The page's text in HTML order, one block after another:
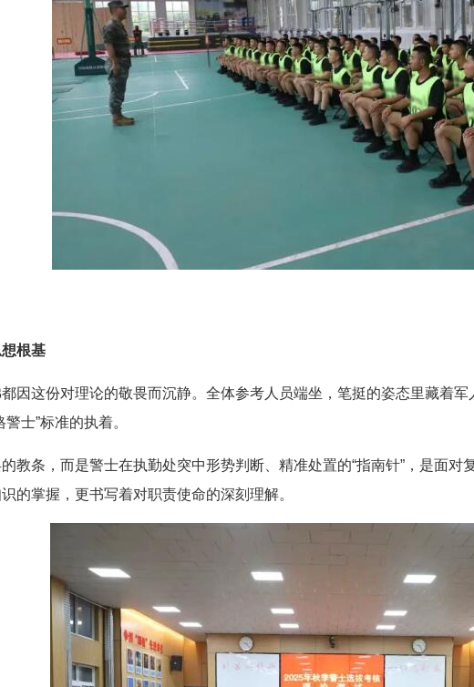
根基
这份对理论的敬畏而沉静。全体参考人员端坐，笔挺的姿态里藏着
士”标准的执着。
条，而是警士在执勤处突中形势判断、精准处置的“指南针”，是面对
的掌握，更书写着对职责使命的深刻理解。